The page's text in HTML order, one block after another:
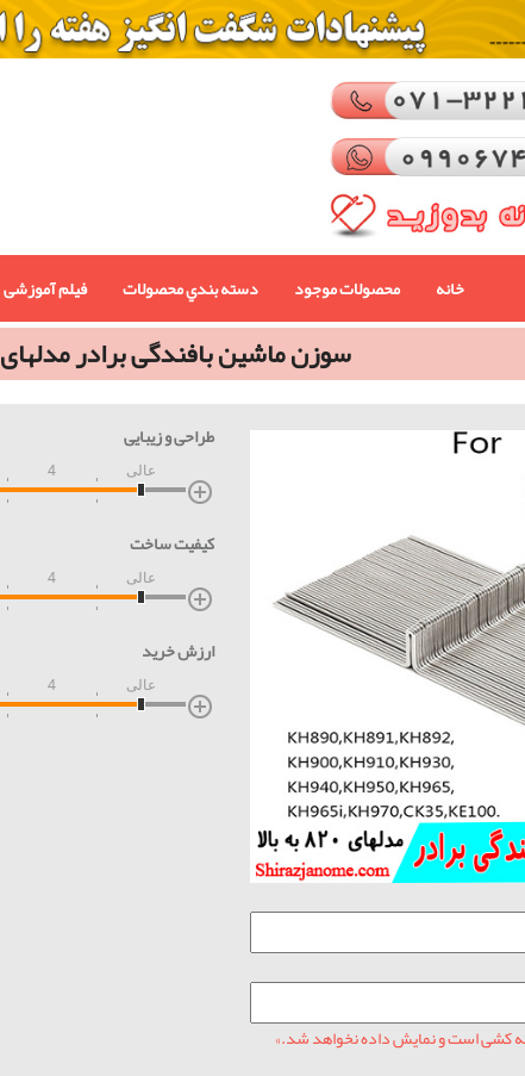
خانه محصولات موجود دسته بندي محصولات فیلم آموزشی
سوزن ماشین بافندگی برادر مدلهای 820 به بالا
کشی است و نمایش داده نخواهد شد.»
طراحی و زیبایی
4 عالی
کیفیت ساخت
4 عالی
ارزش خرید
4 عالی